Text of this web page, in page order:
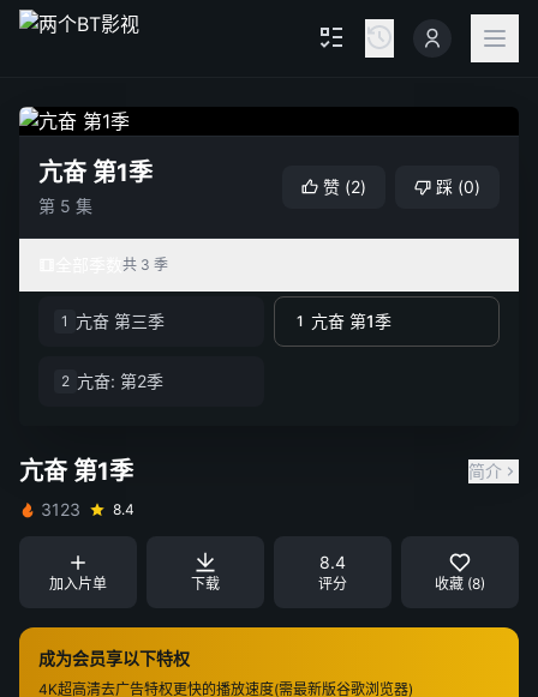
亢奋 第1季
第 5 集
赞 (2) 踩 (0)
共 3 季
1 亢奋 第三季 1 亢奋 第1季
2 亢奋: 第2季
亢奋 第1季
简介
3123
8.4
加入片单 下载
8.4
评分 收藏 (8)
成为会员享以下特权
4K超高清去广告特权更快的播放速度(需最新版谷歌浏览器)